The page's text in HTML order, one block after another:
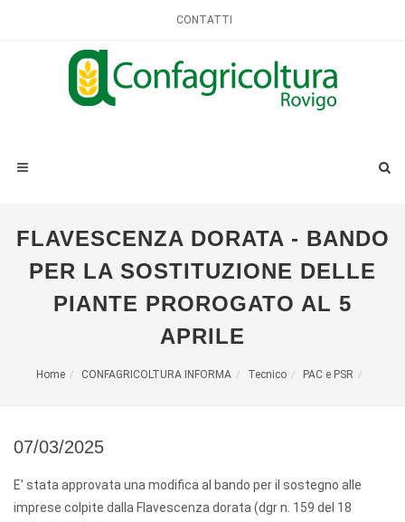
CONTATTI
FLAVESCENZA DORATA - BANDO
PER LA SOSTITUZIONE DELLE
PIANTE PROROGATO AL 5
APRILE
Home CONFAGRICOLTURA INFORMA Tecnico PAC e PSR
07/03/2025
E' stata approvata una modifica al bando per il sostegno alle
imprese colpite dalla Flavescenza dorata (dgr n. 159 del 18